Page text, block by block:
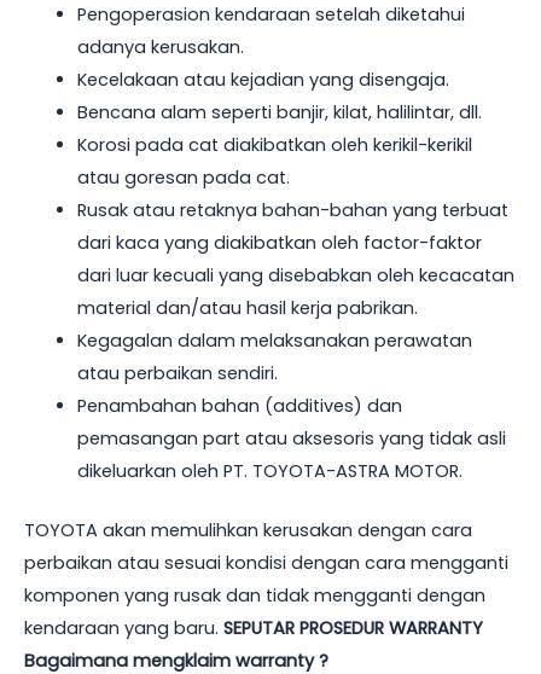
Pengoperasion kendaraan setelah diketahui
adanya kerusakan.
Kecelakaan atau kejadian yang disengaja.
Bencana alam seperti banjir, kilat, halilintar, dll.
Korosi pada cat diakibatkan oleh kerikil-kerikil
atau goresan pada cat.
Rusak atau retaknya bahan-bahan yang terbuat
dari kaca yang diakibatkan oleh factor-faktor
dari luar kecuali yang disebabkan oleh kecacatan
material dan/atau hasil kerja pabrikan.
Kegagalan dalam melaksanakan perawatan
atau perbaikan sendiri.
Penambahan bahan (additives) dan
pemasangan part atau aksesoris yang tidak asli
dikeluarkan oleh PT. TOYOTA-ASTRA MOTOR.
TOYOTA akan memulihkan kerusakan dengan cara
perbaikan atau sesuai kondisi dengan cara mengganti
komponen yang rusak dan tidak mengganti dengan
kendaraan yang baru. SEPUTAR PROSEDUR WARRANTY
Bagaimana mengklaim warranty ?